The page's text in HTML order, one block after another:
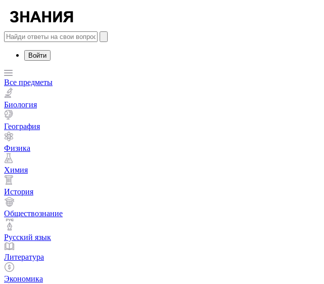
Войти
Все предметы
Биология
География
Физика
Химия
История
Обществознание
Русский язык
Литература
Экономика